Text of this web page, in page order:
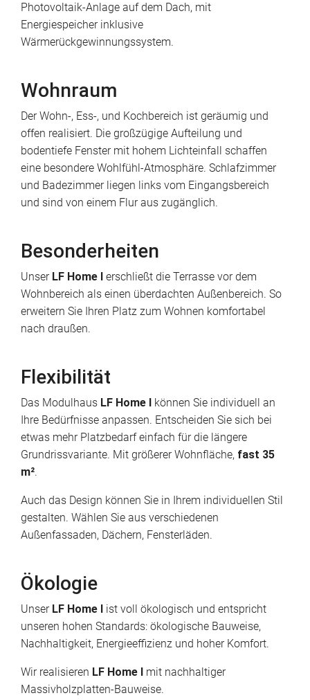
Photovoltaik-Anlage auf dem Dach, mit
Energiespeicher inklusive
Wärmerückgewinnungssystem.
Wohnraum
Der Wohn-, Ess-, und Kochbereich ist geräumig und
offen realisiert. Die großzügige Aufteilung und
bodentiefe Fenster mit hohem Lichteinfall schaffen
eine besondere Wohlfühl-Atmosphäre. Schlafzimmer
und Badezimmer liegen links vom Eingangsbereich
und sind von einem Flur aus zugänglich.
Besonderheiten
Unser LF Home I erschließt die Terrasse vor dem
Wohnbereich als einen überdachten Außenbereich. So
erweitern Sie Ihren Platz zum Wohnen komfortabel
nach draußen.
Flexibilität
Das Modulhaus LF Home I können Sie individuell an
Ihre Bedürfnisse anpassen. Entscheiden Sie sich bei
etwas mehr Platzbedarf einfach für die längere
Grundrissvariante. Mit größerer Wohnfläche, fast 35
m².
Auch das Design können Sie in Ihrem individuellen Stil
gestalten. Wählen Sie aus verschiedenen
Außenfassaden, Dächern, Fensterläden.
Ökologie
Unser LF Home I ist voll ökologisch und entspricht
unseren hohen Standards: ökologische Bauweise,
Nachhaltigkeit, Energieeffizienz und hoher Komfort.
Wir realisieren LF Home I mit nachhaltiger
Massivholzplatten-Bauweise.